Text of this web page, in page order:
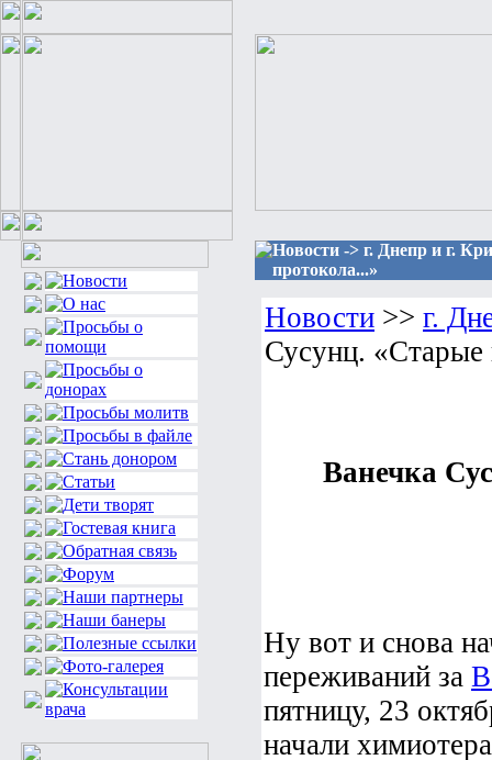
Новости -> г. Днепр и г.
протокола...»
Новости >> г.
Сусунц. «Старые
Ванечка
Ну вот и снова
переживаний за
пятницу, 23
начали